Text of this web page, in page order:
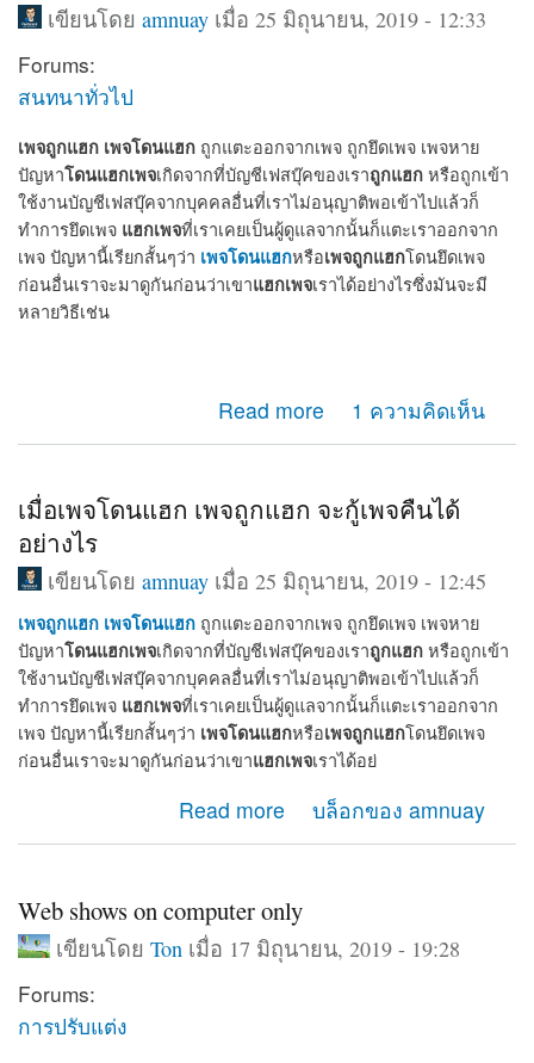
เขียนโดย amnuay เมื่อ 25 มิถุนายน, 2019 - 12:33
Forums:
สนทนาทั่วไป
เพจถูกแฮก เพจโดนแฮก ถูกแตะออกจากเพจ ถูกยึดเพจ เพจหาย
ปัญหาโดนแฮกเพจเกิดจากที่บัญชีเฟสบุ๊คของเราถูกแฮก หรือถูกเข้า
ใช้งานบัญชีเฟสบุ๊คจากบุคคลอื่นที่เราไม่อนุญาติพอเข้าไปแล้วก็
ทำการยึดเพจ แฮกเพจที่เราเคยเป็นผู้ดูแลจากนั้นก็แตะเราออกจาก
เพจ ปัญหานี้เรียกสั้นๆว่า เพจโดนแฮกหรือเพจถูกแฮกโดนยึดเพจ
ก่อนอื่นเราจะมาดูกันก่อนว่าเขาแฮกเพจเราได้อย่างไรซึ่งมันจะมี
หลายวิธีเช่น
Read more
about เพจถูกแฮก โดนแฮก ถูกยึดเพจ แตะออกจากแอดมิน
เพจ จะกู้คืนได้หรือไม่
1 ความคิดเห็น
เมื่อเพจโดนแฮก เพจถูกแฮก จะกู้เพจคืนได้
อย่างไร
เขียนโดย amnuay เมื่อ 25 มิถุนายน, 2019 - 12:45
เพจถูกแฮก เพจโดนแฮก ถูกแตะออกจากเพจ ถูกยึดเพจ เพจหาย
ปัญหาโดนแฮกเพจเกิดจากที่บัญชีเฟสบุ๊คของเราถูกแฮก หรือถูกเข้า
ใช้งานบัญชีเฟสบุ๊คจากบุคคลอื่นที่เราไม่อนุญาติพอเข้าไปแล้วก็
ทำการยึดเพจ แฮกเพจที่เราเคยเป็นผู้ดูแลจากนั้นก็แตะเราออกจาก
เพจ ปัญหานี้เรียกสั้นๆว่า เพจโดนแฮกหรือเพจถูกแฮกโดนยึดเพจ
ก่อนอื่นเราจะมาดูกันก่อนว่าเขาแฮกเพจเราได้อย่
Read more
about เมื่อเพจโดนแฮก เพจถูกแฮก จะกู้เพจคืนได้อย่างไร
บล็อกของ amnuay
Web shows on computer only
เขียนโดย Ton เมื่อ 17 มิถุนายน, 2019 - 19:28
Forums:
การปรับแต่ง